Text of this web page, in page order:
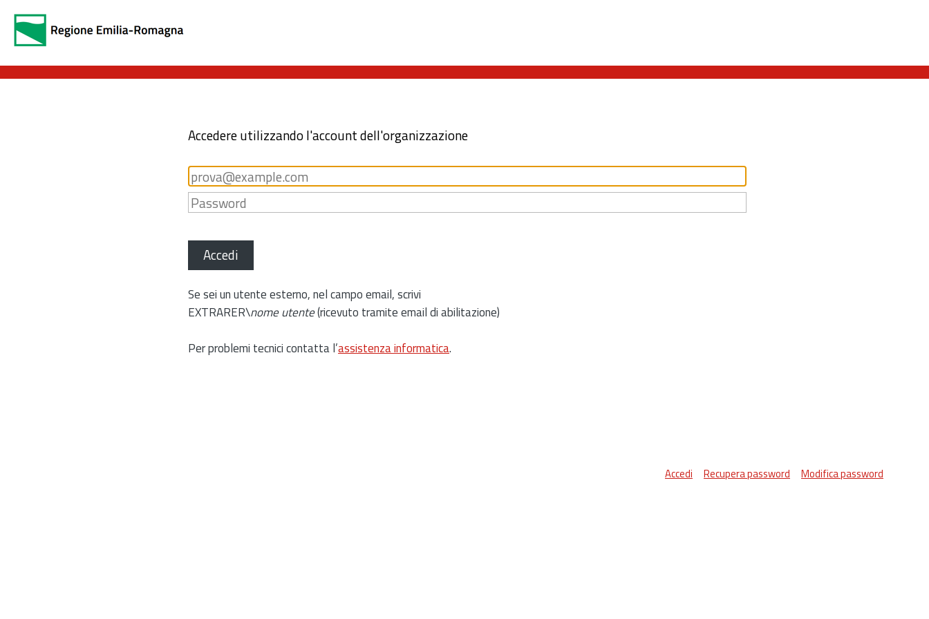
Accedere utilizzando l'account dell'organizzazione
Accedi
Se sei un utente esterno, nel campo email, scrivi
EXTRARER\nome utente(ricevuto tramite email di abilitazione)
Per problemi tecnici contatta l’assistenza informatica.
Accedi Recupera password Modifica password